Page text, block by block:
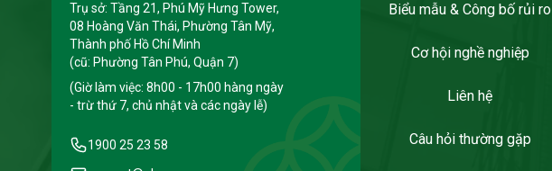
Trụ sở: Tầng 21, Phú Mỹ Hưng Tower,
08 Hoàng Văn Thái, Phường Tân Mỹ,
Thành phố Hồ Chí Minh
(cũ: Phường Tân Phú, Quận 7)
(Giờ làm việc: 8h00 - 17h00 hàng ngày
- trừ thứ 7, chủ nhật và các ngày lễ)
1900 25 23 58
Biểu mẫu & Công bố rủi ro
Cơ hội nghề nghiệp
Liên hệ
Câu hỏi thường gặp